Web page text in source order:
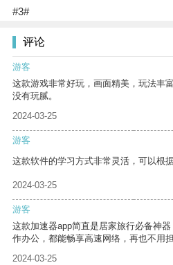
#3#
评论
游客
这款游戏非常好玩，画面精美，玩法丰
没有玩腻。
2024-03-25
游客
这款软件的学习方式非常灵活，可以根
2024-03-25
游客
这款加速器app简直是居家旅行必备神
作办公，都能畅享高速网络，再也不用
2024-03-25